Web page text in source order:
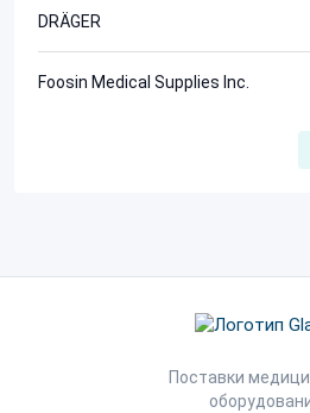
DRÄGER
Foosin Medical Supplies Inc.
Поставки